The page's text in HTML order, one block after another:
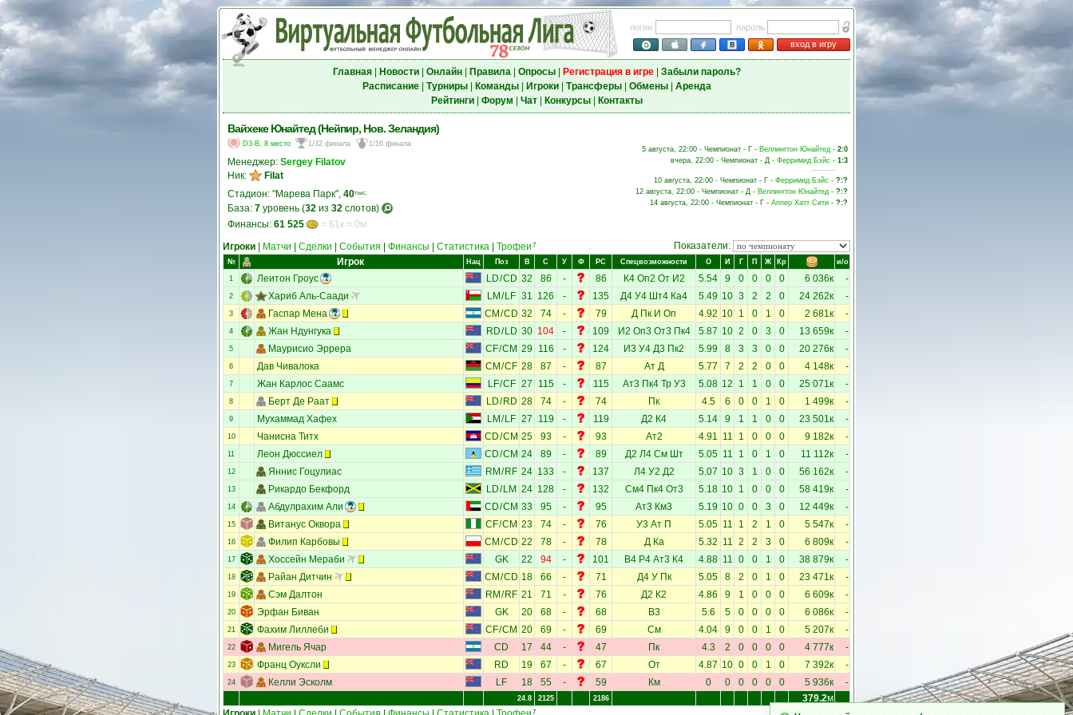
логин
пароль
вход в игру
Главная| Новости| Онлайн| Правила| Опросы| Регистрация в игре| Забыли пароль?
Расписание| Турниры| Команды| Игроки| Трансферы| Обмены| Аренда
Рейтинги| Форум Чат| Конкурсы| Контакты
Вайхеке Юнайтед (Нейпир, Нов. Зеландия)
D3-B, 8 место 1/32 финала 1/16 финала
Менеджер: Sergey Filatov
Ник:
Filat
Стадион: "Марева Парк", 40тыс.
База: 7 уровень (32 из 32 слотов)
Финансы: 61 525 = 61к = 0м
5 августа, 22:00 - Чемпионат - Г - Веллингтон Юнайтед - 2:0
вчера, 22:00 - Чемпионат - Д - Ферримид Бэйс - 1:3
10 августа, 22:00 - Чемпионат - Г - Ферримид Бэйс - ?:?
12 августа, 22:00 - Чемпионат - Д - Веллингтон Юнайтед - ?:?
14 августа, 22:00 - Чемпионат - Г - Аппер Хатт Сити - ?:?
Игроки Матчи Сделки События Финансы Статистика Трофеи 7 Показатели:
№ Игрок Нац Поз В С У Ф РС Спецвозможности О И Г П Ж Кр и/о
1 Леитон Гроус LD/CD 32 86 - 86 К4 Оп2 От И2 5.54 9 0 0 0 0 6 036к -
2 Хариб Аль-Саади LM / LF 31 126 - 135 Д4 У4 Шт4 Ка4 5.49 10 3 2 2 0 24 262к -
3 Гаспар Мена CM /CD 32 74 - 79 Д Пк И Оп 4.92 10 1 0 1 0 2 681к -
4 Жан Ндунгука RD/LD 30 104 - 109 И2 Оп3 От3 Пк4 5.87 10 2 0 3 0 13 659к -
5 Маурисио Эррера CF/CM 29 116 - 124 И3 У4 Д3 Пк2 5.99 8 3 3 0 0 20 276к -
6 Дав Чивалока CM /CF 28 87 - 87 Ат Д 5.77 7 2 2 0 0 4 148к -
7 Жан Карлос Саамс LF/CF 27 115 - 115 Ат3 Пк4 Тр У3 5.08 12 1 1 0 0 25 071к -
8 Берт Де Раат LD/RD 28 74 - 74 Пк 4.5 6 0 0 1 0 1 499к -
9 Мухаммад Хафех LM / LF 27 119 - 119 Д2 К4 5.14 9 1 1 0 0 23 501к -
10 Чанисна Титх CD/CM 25 93 - 93 Ат2 4.91 11 1 0 0 0 9 182к -
11 Леон Дюссиел CD/CM 24 89 - 89 Д2 Л4 См Шт 5.05 11 1 0 1 0 11 112к -
12 Яннис Гоцулиас RM / RF 24 133 - 137 Л4 У2 Д2 5.07 10 3 1 0 0 56 162к -
13 Рикардо Бекфорд LD/ LM 24 128 - 132 См4 Пк4 От3 5.18 10 1 0 0 0 58 419к -
14 Абдулрахим Али CD/CM 33 95 - 95 Ат3 Км3 5.19 10 0 0 3 0 12 449к -
15 Витанус Оквора CF/CM 23 74 - 76 У3 Ат П 5.05 11 1 2 1 0 5 547к -
16 Филип Карбовы CM /CD 22 78 - 78 Д Ка 5.32 11 2 2 3 0 6 809к -
17 Хоссейн Мераби GK 22 94 - 101 В4 Р4 Ат3 К4 4.88 11 0 0 1 0 38 879к -
18 Райан Дитчин CM /CD 18 66 - 71 Д4 У Пк 5.05 8 2 0 1 0 23 471к -
19 Сэм Далтон RM / RF 21 71 - 76 Д2 К2 4.86 9 1 0 0 0 6 609к -
20 Эрфан Биван GK 20 68 - 68 В3 5.6 5 0 0 0 0 6 086к -
21 Фахим Лиллеби CF/CM 20 69 - 69 См 4.04 9 0 0 1 0 5 207к -
22 Мигель Ячар CD 17 44 - 47 Пк 4.3 2 0 0 0 0 4 777к -
23 Франц Оуксли RD 19 67 - 67 От 4.87 10 0 0 1 0 7 392к -
24 Келли Эсколм LF 18 55 - 59 Км 0 0 0 0 0 0 5 936к -
24.8 2125 2186 379.2м
7